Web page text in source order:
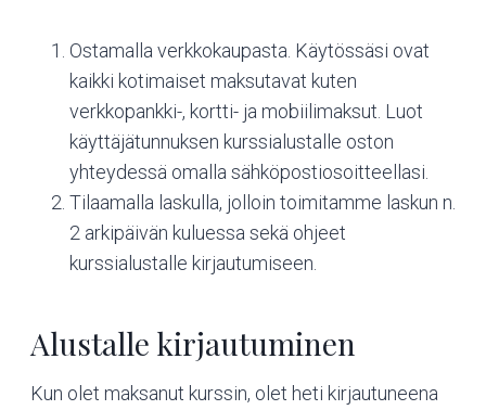
Ostamalla verkkokaupasta. Käytössäsi ovat
kaikki kotimaiset maksutavat kuten
verkkopankki-, kortti- ja mobiilimaksut. Luot
käyttäjätunnuksen kurssialustalle oston
yhteydessä omalla sähköpostiosoitteellasi.
Tilaamalla laskulla, jolloin toimitamme laskun n.
2 arkipäivän kuluessa sekä ohjeet
kurssialustalle kirjautumiseen.
Alustalle kirjautuminen
Kun olet maksanut kurssin, olet heti kirjautuneena